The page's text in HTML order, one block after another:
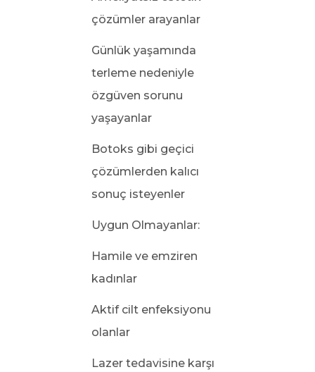
çözümler arayanlar
Günlük yaşamında
terleme nedeniyle
özgüven sorunu
yaşayanlar
Botoks gibi geçici
çözümlerden kalıcı
sonuç isteyenler
Uygun Olmayanlar:
Hamile ve emziren
kadınlar
Aktif cilt enfeksiyonu
olanlar
Lazer tedavisine karşı